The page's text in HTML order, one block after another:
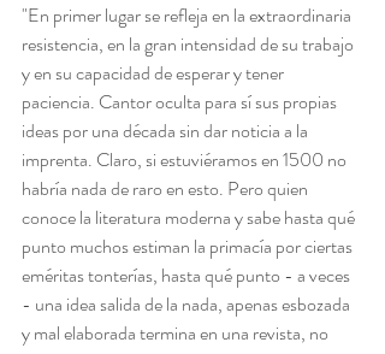
"En primer lugar se refleja en la extraordinaria
resistencia, en la gran intensidad de su trabajo
y en su capacidad de esperar y tener
paciencia. Cantor oculta para sí sus propias
ideas por una década sin dar noticia a la
imprenta. Claro, si estuviéramos en 1500 no
habría nada de raro en esto. Pero quien
conoce la literatura moderna y sabe hasta qué
punto muchos estiman la primacía por ciertas
eméritas tonterías, hasta qué punto - a veces
- una idea salida de la nada, apenas esbozada
y mal elaborada termina en una revista, no